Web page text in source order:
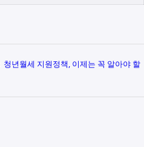
청년월세 지원정책, 이제는 꼭 알아야 할